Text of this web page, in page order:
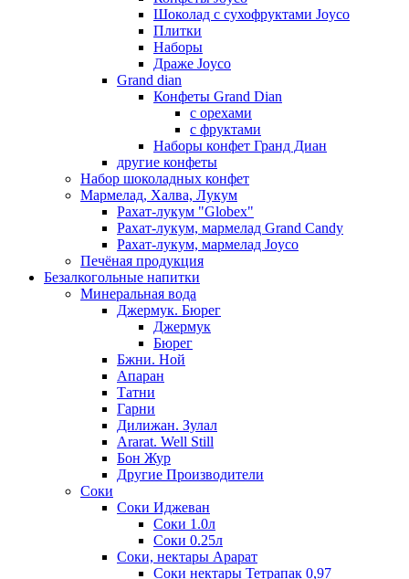
Шоколад с сухофруктами Joyco
Плитки
Наборы
Драже Joyco
Grand dian
Конфеты Grand Dian
с орехами
с фруктами
Наборы конфет Гранд Диан
другие конфеты
Набор шоколадных конфет
Мармелад, Халва, Лукум
Рахат-лукум "Globex"
Рахат-лукум, мармелад Grand Candy
Рахат-лукум, мармелад Joyco
Печёная продукция
Безалкогольные напитки
Минеральная вода
Джермук. Бюрег
Джермук
Бюрег
Бжни. Ной
Апаран
Татни
Гарни
Дилижан. Зулал
Ararat. Well Still
Бон Жур
Другие Производители
Соки
Соки Иджеван
Соки 1.0л
Соки 0.25л
Соки, нектары Арарат
Соки нектары Тетрапак 0,97